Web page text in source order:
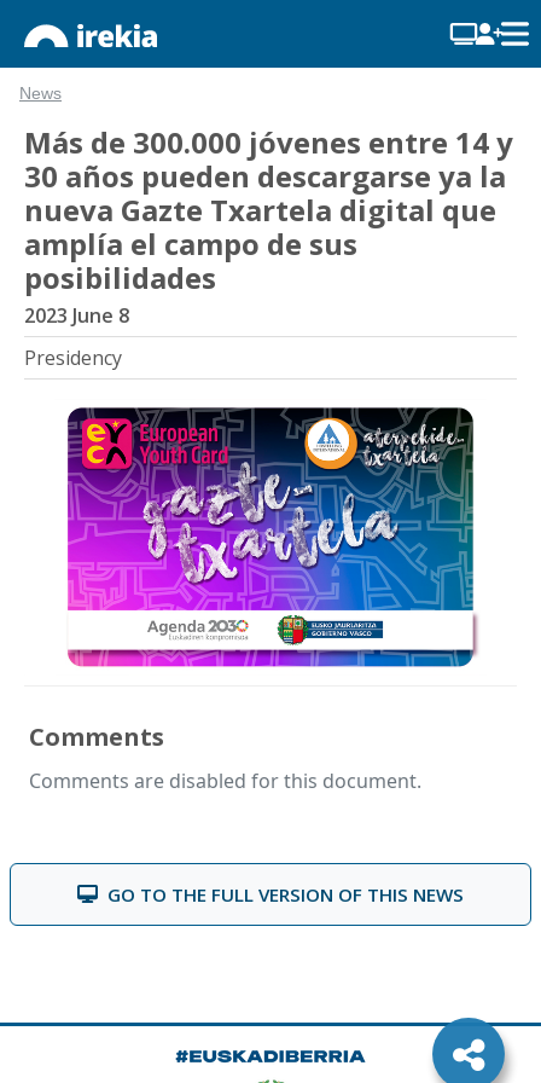
News
Más de 300.000 jóvenes entre 14 y
30 años pueden descargarse ya la
nueva Gazte Txartela digital que
amplía el campo de sus
posibilidades
2023 June 8
Presidency
Comments
Comments are disabled for this document.
GO TO THE FULL VERSION OF THIS NEWS